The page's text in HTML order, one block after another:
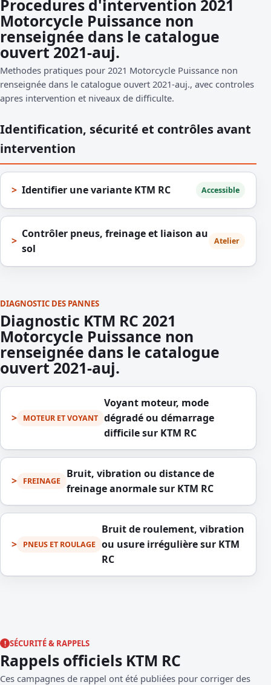
Procedures d'intervention 2021
Motorcycle Puissance non
renseignée dans le catalogue
ouvert 2021-auj.
Methodes pratiques pour 2021 Motorcycle Puissance non
renseignée dans le catalogue ouvert 2021-auj., avec controles
apres intervention et niveaux de difficulte.
Identification, sécurité et contrôles avant
intervention
Identifier une variante KTM RC Accessible
Contrôler pneus, freinage et liaison au
sol
Atelier
DIAGNOSTIC DES PANNES
Diagnostic KTM RC 2021
Motorcycle Puissance non
renseignée dans le catalogue
ouvert 2021-auj.
MOTEUR ET VOYANT
Voyant moteur, mode
dégradé ou démarrage
difficile sur KTM RC
FREINAGE
Bruit, vibration ou distance de
freinage anormale sur KTM RC
PNEUS ET ROULAGE
Bruit de roulement, vibration
ou usure irrégulière sur KTM
RC
SÉCURITÉ & RAPPELS
Rappels officiels KTM RC
Ces campagnes de rappel ont été publiées pour corriger des